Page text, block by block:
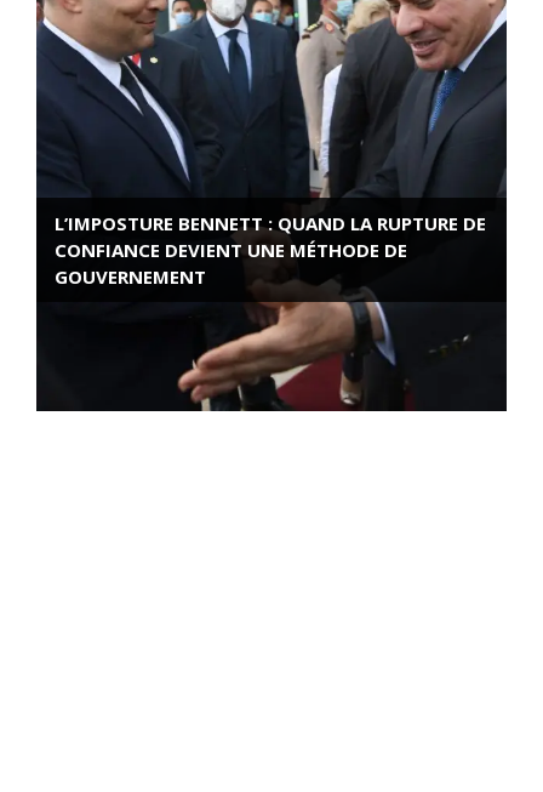
L’IMPOSTURE BENNETT : QUAND LA RUPTURE DE
CONFIANCE DEVIENT UNE MÉTHODE DE
GOUVERNEMENT
ROSE VALLAND, HEROÏNE DE LA RESISTANCE